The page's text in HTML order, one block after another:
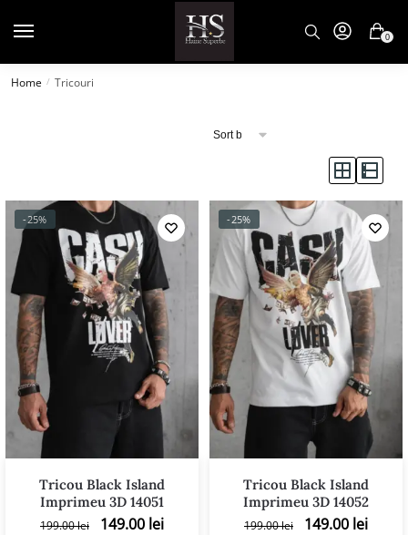
0
Home / Tricouri
In stock
Culoare
Marime
XS
24 24
M
24
Filtreaza
-25%
Tricou Black Island
Imprimeu 3D 14051
199.00lei 149.00 lei
-25%
Tricou Black Island
Imprimeu 3D 14052
199.00lei 149.00 lei